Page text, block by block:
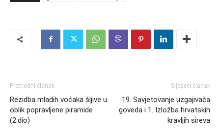
Prethodni članak
Rezidba mladih voćaka šljive u
oblik popravljene piramide
(2.dio)
Sljedeći članak
19. Savjetovanje uzgajivača
goveda i 1. Izložba hrvatskih
kravljih sireva